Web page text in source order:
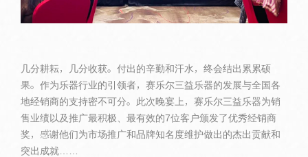
几分耕耘，几分收获。付出的辛勤和汗水，终会结出累累硕
果。作为乐器行业的引领者，赛乐尔三益乐器的发展与全国各
地经销商的支持密不可分。此次晚宴上，赛乐尔三益乐器为销
售业绩以及推广最积极、最有效的7位客户颁发了优秀经销商
奖，感谢他们为市场推广和品牌知名度维护做出的杰出贡献和
突出成就……